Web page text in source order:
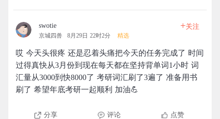
swotie
京城四兽 8月29日 22时2分 精选
+关注
哎 今天头很疼 还是忍着头痛把今天的任务完成了 时间
过得真快从3月份到现在每天都在坚持背单词1小时 词
汇量从3000到快8000了 考研词汇刷了3遍了 准备用书
刷了 希望年底考研一起顺利 加油💪
分享 评论 点赞